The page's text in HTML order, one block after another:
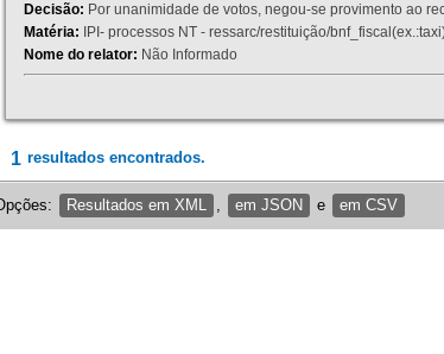
Decisão: Por unanimidade de votos, negou-se provimento ao
Matéria: IPI- processos NT - ressarc/restituição/
Nome do relator: Não Informado
1 resultados encontrados.
Resultados em XML em JSON e em CSV